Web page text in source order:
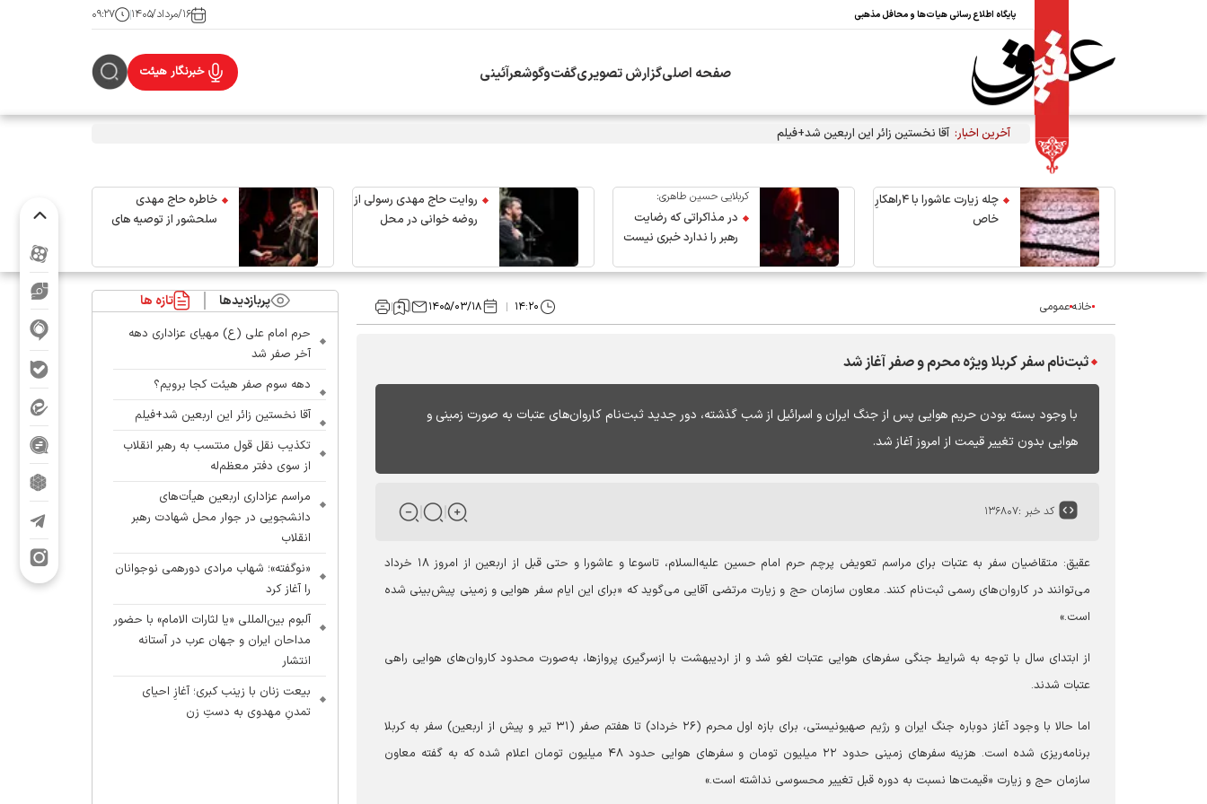
پایگاه اطلاع رسانی هیات‌ها و محافل مذهبی ۱۶/مرداد/۱۴۰۵ ۰۹:۲۷
صفحه اصلیگزارش تصویریگفت‌وگوشعرآئینی خبرنگار هیئت
آخرین اخبار: آقا نخستین زائر این اربعین شد+فیلم
چله زیارت عاشورا با ۴راهکارِ
خاص
کربلایی حسین طاهری:
در مذاکراتی که رضایت
رهبر را ندارد خبری نیست
روایت حاج مهدی رسولی از
روضه خوانی در محل
خاطره حاج مهدی
سلحشور از توصیه های
خانهعمومی ۱۴:۲۰ ۱۴۰۵/۰۳/۱۸
ثبت‌نام سفر کربلا ویژه محرم و صفر آغاز شد
با وجود بسته بودن حریم هوایی پس از جنگ ایران و اسرائیل از شب گذشته، دور جدید ثبت‌نام کاروان‌های عتبات به صورت زمینی و
هوایی بدون تغییر قیمت از امروز آغاز شد.
کد خبر :۱۳۶۸۰۷
عقیق:
متقاضیان سفر به عتبات برای مراسم تعویض پرچم حرم امام حسین علیه‌السلام، تاسوعا و عاشورا و حتی قبل از اربعین از امروز ۱۸ خرداد
می‌توانند در کاروان‌های رسمی ثبت‌نام کنند. معاون سازمان حج و زیارت مرتضی آقایی می‌گوید که «برای این ایام سفر هوایی و زمینی پیش‌بینی شده
است.»
از ابتدای سال با توجه به شرایط جنگی سفرهای هوایی عتبات لغو شد و از اردیبهشت با ازسرگیری پروازها، به‌صورت محدود کاروان‌های هوایی راهی
عتبات شدند.
اما حالا با وجود آغاز دوباره جنگ ایران و رژیم صهیونیستی، برای بازه اول محرم (۲۶ خرداد) تا هفتم صفر (۳۱ تیر و پیش از اربعین) سفر به کربلا
برنامه‌ریزی شده است. هزینه سفرهای زمینی حدود ۲۲ میلیون تومان و سفرهای هوایی حدود ۴۸ میلیون تومان اعلام شده که به گفته معاون
سازمان حج و زیارت «قیمت‌ها نسبت به دوره قبل تغییر محسوسی نداشته است.»
پربازدیدها تازه ها
حرم امام علی (ع) مهیای عزاداری دهه
آخر صفر شد
دهه سوم صفر هیئت کجا برویم؟
آقا نخستین زائر این اربعین شد+فیلم
تکذیب نقل قول منتسب به رهبر انقلاب
از سوی دفتر معظم‌له
مراسم عزاداری اربعین هیأت‌های
دانشجویی در جوار محل شهادت رهبر
انقلاب
«نوگفته»؛ شهاب مرادی دورهمی نوجوانان
را آغاز کرد
آلبوم بین‌المللی «یا لثارات الامام» با حضور
مداحان ایران و جهان عرب در آستانه
انتشار
بیعت زنان با زینب کبری؛ آغازِ احیای
تمدنِ مهدوی به دستِ زن